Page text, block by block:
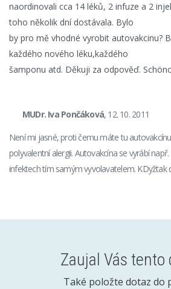
naordinovali cca 14 léků, 2 infuze a 2
toho několik dní dostávala. Bylo
by pro mě vhodné vyrobit autovakcinu?
každého nového léku,každého
šamponu atd. Děkuji za odpověď.
MUDr. Iva Pončáková, 12. 10. 2011
Není mi jasné, proti čemu máte tu
polyvalentní alergii. Autovakcína se vyrábí
infektech tím samým vyvolavatelem. KDyžtak
Zaujal Vás tento
Také položte dotaz do